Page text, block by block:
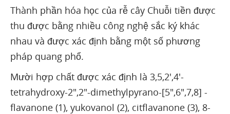
Thành phần hóa học của rễ cây Chuỗi tiền được
thu được bằng nhiều công nghệ sắc ký khác
nhau và được xác định bằng một số phương
pháp quang phổ.
Mười hợp chất được xác định là 3,5,2',4'-
tetrahydroxy-2",2"-dimethylpyrano-[5",6",7,8] -
flavanone (1), yukovanol (2), citflavanone (3), 8-